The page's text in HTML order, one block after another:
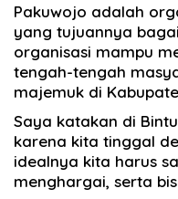
Pakuwojo adalah
yang tujuannya
organisasi mampu
tengah-tengah
majemuk di
Saya katakan di
karena kita tinggal
idealnya kita harus
menghargai, serta